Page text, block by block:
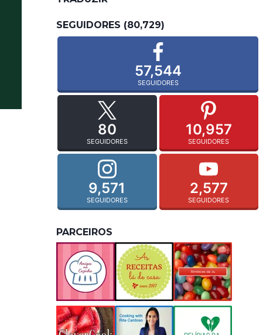
SEGUIDORES (80,729)
57,544
SEGUIDORES
80
SEGUIDORES
10,957
SEGUIDORES
9,571
SEGUIDORES
2,577
SEGUIDORES
PARCEIROS